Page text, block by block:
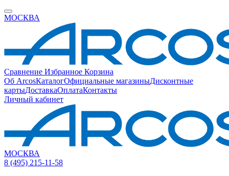
МОСКВА
Сравнение Избранное Корзина
Об ArcosКаталогОфициальные магазиныДисконтные
картыДоставкаОплатаКонтакты
Личный кабинет
МОСКВА
8 (495) 215-11-58